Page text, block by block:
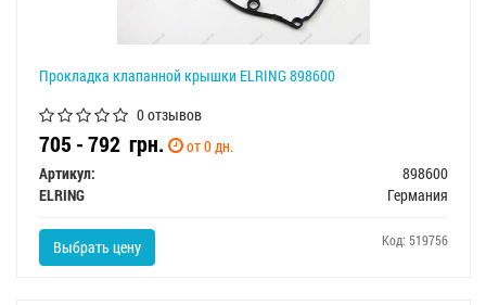
Прокладка клапанной крышки ELRING 898600
0 отзывов
705 - 792 грн.
от 0 дн.
Артикул:
898600
ELRING
Германия
Выбрать цену Код: 519756